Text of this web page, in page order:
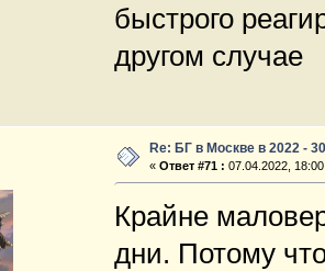
быстрого
другом случае
Re: БГ в Москве в 2022 -
«Ответ #71 : 07.04.2022,
Крайне
дни. Потому